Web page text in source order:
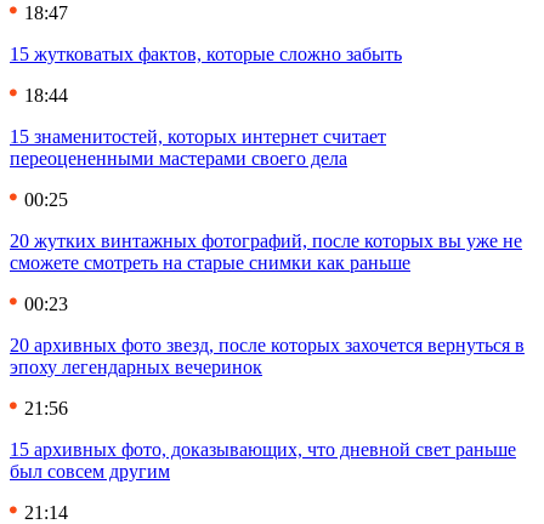
18:47
15 жутковатых фактов, которые сложно забыть
18:44
15 знаменитостей, которых интернет считает
переоцененными мастерами своего дела
00:25
20 жутких винтажных фотографий, после которых вы уже не
сможете смотреть на старые снимки как раньше
00:23
20 архивных фото звезд, после которых захочется вернуться в
эпоху легендарных вечеринок
21:56
15 архивных фото, доказывающих, что дневной свет раньше
был совсем другим
21:14